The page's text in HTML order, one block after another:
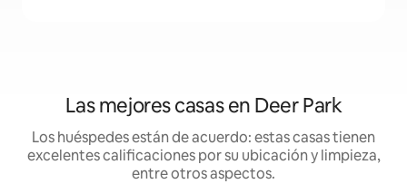
Las mejores casas en Deer Park
Los huéspedes están de acuerdo: estas casas tienen
excelentes calificaciones por su ubicación y limpieza,
entre otros aspectos.